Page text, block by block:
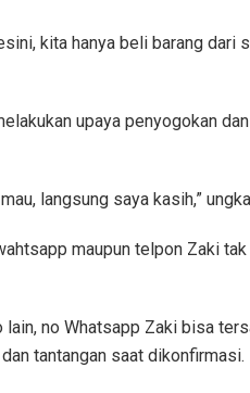
kita hanya beli barang dari
upaya penyogokan
langsung saya kasih,”
maupun telpon Zaki
lain, no Whatsapp Zaki bisa
tantangan saat dikonfirmasi.